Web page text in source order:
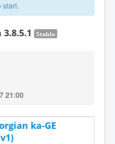
start.
Stable
21:00
ka-GE